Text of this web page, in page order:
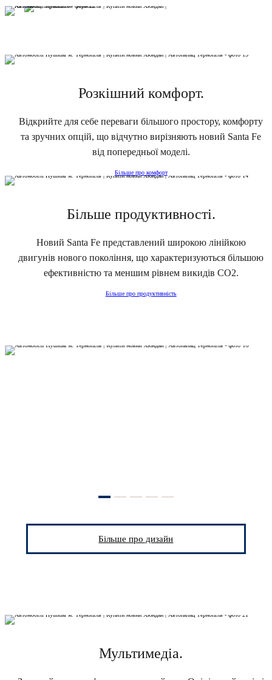
Розкішний комфорт.
Відкрийте для себе переваги більшого простору, комфорту
та зручних опцій, що відчутно вирізняють новий Santa Fe
від попередньої моделі.
Більше про комфорт
Більше продуктивності.
Новий Santa Fe представлений широкою лінійкою
двигунів нового покоління, що характеризуються більшою
ефективністю та меншим рівнем викидів CO2.
Більше про продуктивність
Більше про дизайн
Мультимедіа.